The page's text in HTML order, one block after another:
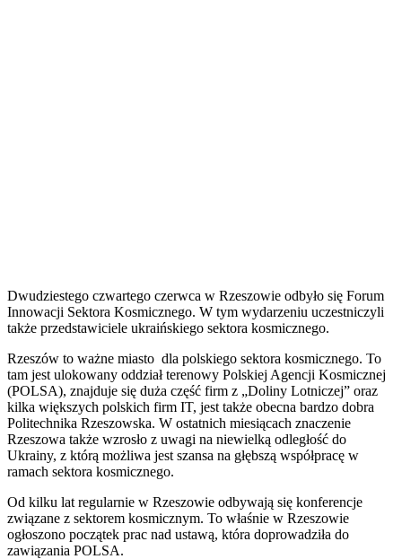
Dwudziestego czwartego czerwca w Rzeszowie odbyło się Forum
Innowacji Sektora Kosmicznego. W tym wydarzeniu uczestniczyli
także przedstawiciele ukraińskiego sektora kosmicznego.
Rzeszów to ważne miasto dla polskiego sektora kosmicznego. To
tam jest ulokowany oddział terenowy Polskiej Agencji Kosmicznej
(POLSA), znajduje się duża część firm z „Doliny Lotniczej” oraz
kilka większych polskich firm IT, jest także obecna bardzo dobra
Politechnika Rzeszowska. W ostatnich miesiącach znaczenie
Rzeszowa także wzrosło z uwagi na niewielką odległość do
Ukrainy, z którą możliwa jest szansa na głębszą współpracę w
ramach sektora kosmicznego.
Od kilku lat regularnie w Rzeszowie odbywają się konferencje
związane z sektorem kosmicznym. To właśnie w Rzeszowie
ogłoszono początek prac nad ustawą, która doprowadziła do
zawiązania POLSA.